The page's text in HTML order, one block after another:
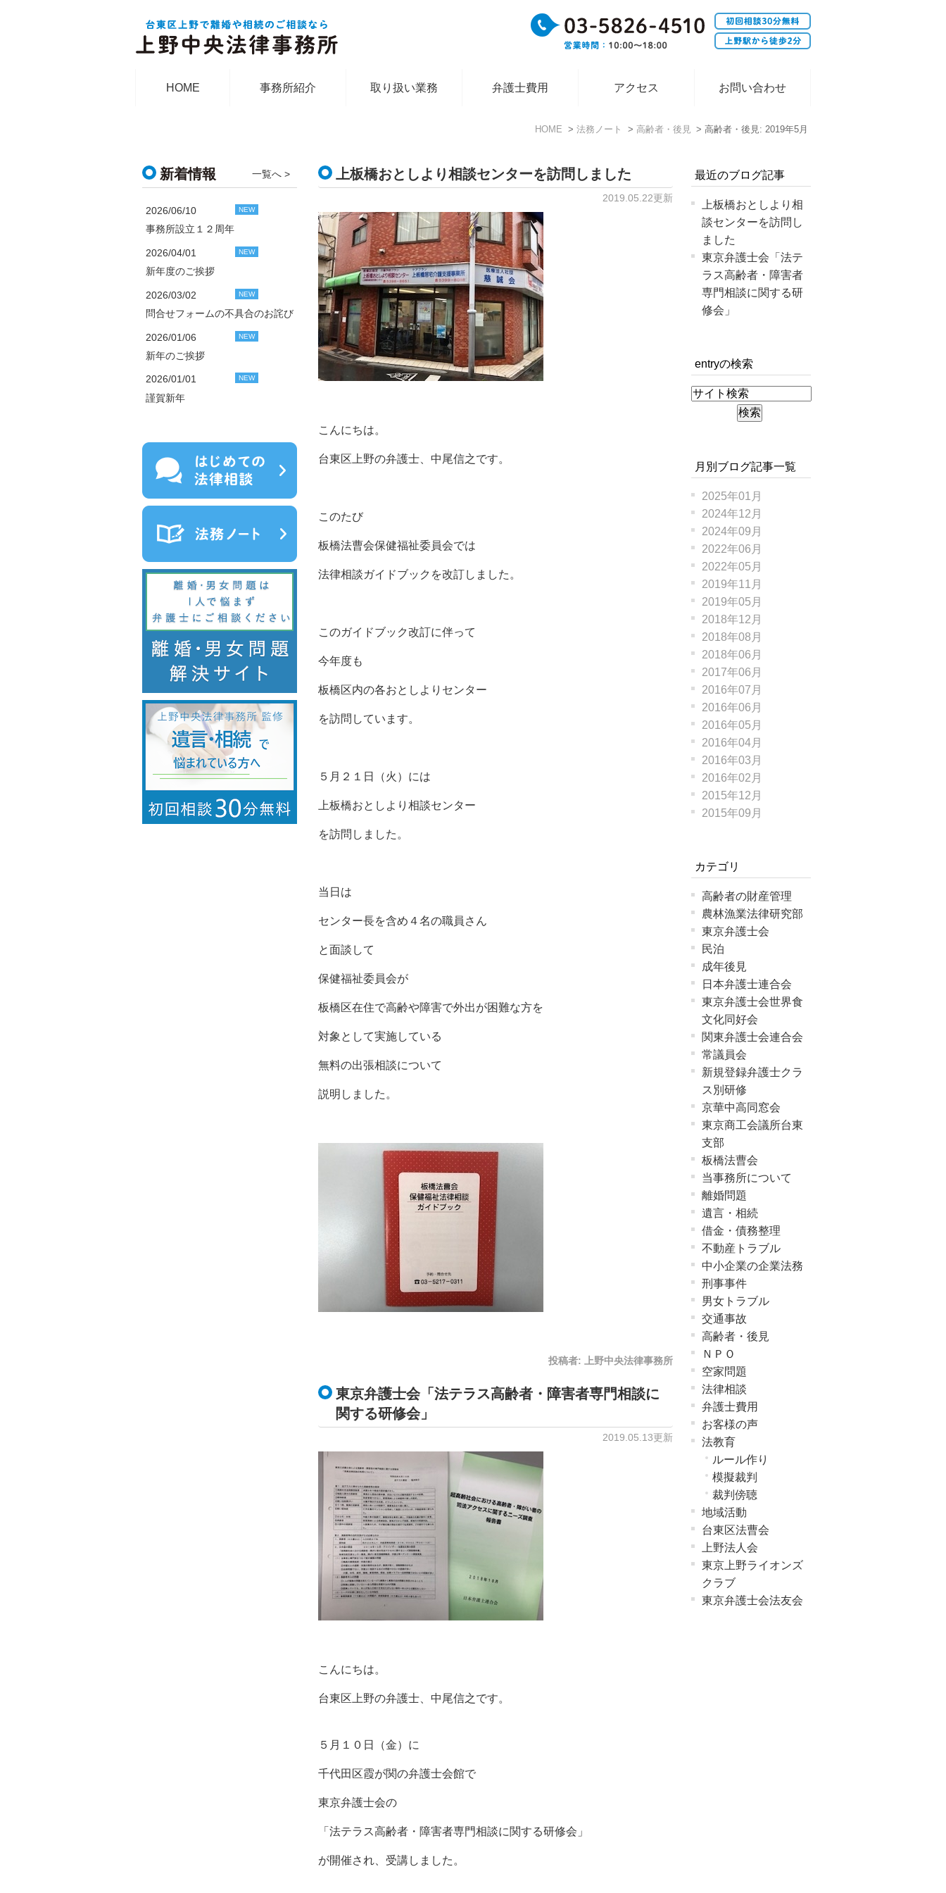
HOME 事務所紹介 取り扱い業務 弁護士費用 アクセス お問い合わせ
HOME 法務ノート 高齢者・後見 高齢者・後見: 2019年5月
上板橋おとしより相談センターを訪問しました
2019.05.22更新
こんにちは。
台東区上野の弁護士、中尾信之です。
このたび
板橋法曹会保健福祉委員会では
法律相談ガイドブックを改訂しました。
このガイドブック改訂に伴って
今年度も
板橋区内の各おとしよりセンター
を訪問しています。
５月２１日（火）には
上板橋おとしより相談センター
を訪問しました。
当日は
センター長を含め４名の職員さん
と面談して
保健福祉委員会が
板橋区在住で高齢や障害で外出が困難な方を
対象として実施している
無料の出張相談について
説明しました。
投稿者: 上野中央法律事務所
東京弁護士会「法テラス高齢者・障害者専門相談に
関する研修会」
2019.05.13更新
こんにちは。
台東区上野の弁護士、中尾信之です。
５月１０日（金）に
千代田区霞が関の弁護士会館で
東京弁護士会の
「法テラス高齢者・障害者専門相談に関する研修会」
が開催され、受講しました。
最近のブログ記事
上板橋おとしより相
談センターを訪問し
ました
東京弁護士会「法テ
ラス高齢者・障害者
専門相談に関する研
修会」
entryの検索
月別ブログ記事一覧
2025年01月
2024年12月
2024年09月
2022年06月
2022年05月
2019年11月
2019年05月
2018年12月
2018年08月
2018年06月
2017年06月
2016年07月
2016年06月
2016年05月
2016年04月
2016年03月
2016年02月
2015年12月
2015年09月
カテゴリ
高齢者の財産管理
農林漁業法律研究部
東京弁護士会
民泊
成年後見
日本弁護士連合会
東京弁護士会世界食
文化同好会
関東弁護士会連合会
常議員会
新規登録弁護士クラ
ス別研修
京華中高同窓会
東京商工会議所台東
支部
板橋法曹会
当事務所について
離婚問題
遺言・相続
借金・債務整理
不動産トラブル
中小企業の企業法務
刑事事件
男女トラブル
交通事故
高齢者・後見
ＮＰＯ
空家問題
法律相談
弁護士費用
お客様の声
法教育
ルール作り
模擬裁判
裁判傍聴
地域活動
台東区法曹会
上野法人会
東京上野ライオンズ
クラブ
東京弁護士会法友会
新着情報 一覧へ >
2026/06/10 NEW
事務所設立１２周年
2026/04/01 NEW
新年度のご挨拶
2026/03/02 NEW
問合せフォームの不具合のお詫び
2026/01/06 NEW
新年のご挨拶
2026/01/01 NEW
謹賀新年